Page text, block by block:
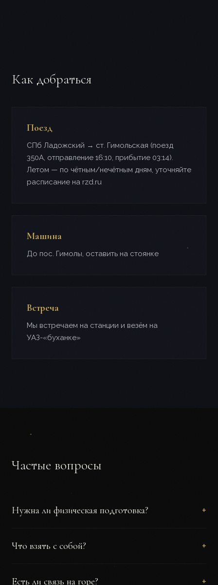
Как добраться
Поезд
СПб Ладожский → ст. Гимольская (поезд
350А, отправление 16:10, прибытие 03:14).
Летом — по чётным/нечётным дням, уточняйте
расписание на rzd.ru
Машина
До пос. Гимолы, оставить на стоянке
Встреча
Мы встречаем на станции и везём на
УАЗ-«буханке»
Частые вопросы
Нужна ли физическая подготовка?
Специальная спортивная подготовка не требуется.
Что взять с собой?
спальник, коврик, фонарик. Полный чек-лист
Есть ли связь на горе?